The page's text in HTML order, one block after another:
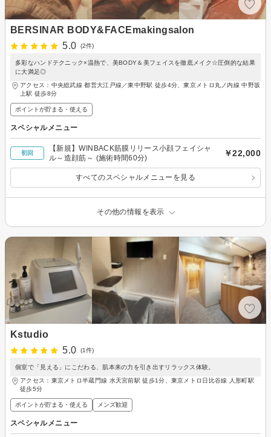
BERSINAR BODY&FACEmakingsalon
5.0
(2件)
多彩なハンドテクニック×温熱で、美BODY＆美フェイスを徹底メイク☆圧倒的な結果
に大満足◎
アクセス：中央総武線 都営大江戸線／東中野駅 徒歩4分、東京メトロ丸ノ内線 中野坂
上駅 徒歩8分
ポイントが貯まる・使える
スペシャルメニュー
初回
【新規】WINBACK筋膜リリース小顔フェイシャ
ル～造顔筋～ (施術時間60分)
￥22,000
すべてのスペシャルメニューを見る
その他の情報を表示
Kstudio
5.0
(1件)
個室で「見える」にこだわる、肌本来の力を引き出すリラックス体験。
アクセス：東京メトロ半蔵門線 水天宮前駅 徒歩1分、東京メトロ日比谷線 人形町駅
徒歩5分
ポイントが貯まる・使える メンズ歓迎
スペシャルメニュー